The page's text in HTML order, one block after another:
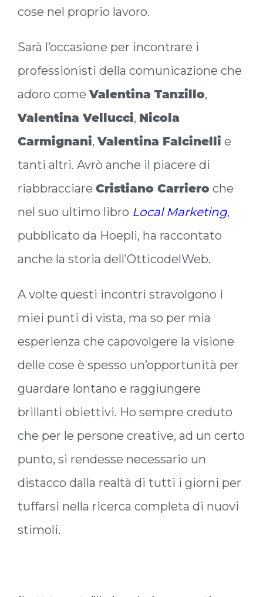
cose nel proprio lavoro.
Sarà l’occasione per incontrare i
professionisti della comunicazione che
adoro comeValentina Tanzillo,
Valentina Vellucci, Nicola
Carmignani,Valentina Falcinelli e
tanti altri. Avrò anche il piacere di
riabbracciare Cristiano Carriero che
nel suo ultimo libro Local Marketing,
pubblicato da Hoepli, ha raccontato
anche la storia dell’OtticodelWeb.
A volte questi incontri stravolgono i
miei punti di vista, ma so per mia
esperienza che capovolgere la visione
delle cose è spesso un’opportunità per
guardare lontano e raggiungere
brillanti obiettivi. Ho sempre creduto
che per le persone creative, ad un certo
punto, si rendesse necessario un
distacco dalla realtà di tutti i giorni per
tuffarsi nella ricerca completa di nuovi
stimoli.